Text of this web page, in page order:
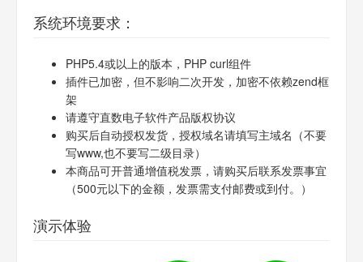
系统环境要求：
PHP5.4或以上的版本，PHP curl组件
插件已加密，但不影响二次开发，加密不依赖zend框
架
请遵守直数电子软件产品版权协议
购买后自动授权发货，授权域名请填写主域名（不要
写www,也不要写二级目录）
本商品可开普通增值税发票，请购买后联系发票事宜
（500元以下的金额，发票需支付邮费或到付。）
演示体验